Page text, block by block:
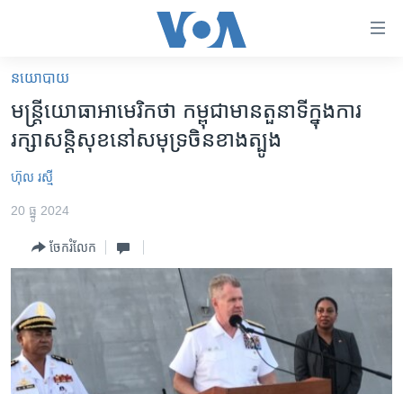
គេហទំព័រ​
ទាក់ទង
និង​
ចូល​
ទំព័រ​
និង​
ចូល​
ទៅ​
ទំព័រ​
អន្តរជាតិ
ហេឡូវីអូអេ
កម្ពុជាច្នៃប្រតិដ្ឋ
ទូរទស្សន៍ / វីដេអូ​
វិទ្យុ / ផតខាសថ៍
កម្មវិធីទាំងអស់
នយោបាយ
មន្ត្រី​យោធា​អាមេរិក​ថា កម្ពុជា​មាន​តួនាទី​ក្នុង​ការ
រក្សា​សន្តិសុខ​នៅ​សមុទ្រ​ចិន​ខាងត្បូង
ហ៊ុល រស្មី
20 ធ្នូ 2024
ចែករំលែក